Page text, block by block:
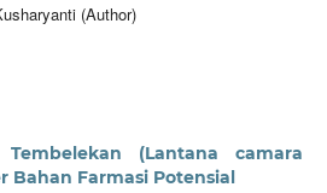
(Author)
(Lantana camara
Bahan Farmasi Potensial